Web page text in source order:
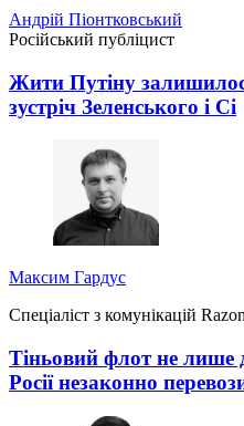
Андрій Піонтковський
Російський публіцист
Жити Путіну
зустріч Зеленського і Сі
Максим Гардус
Спеціаліст з комунікацій
Тіньовий флот не лише
Росії незаконно